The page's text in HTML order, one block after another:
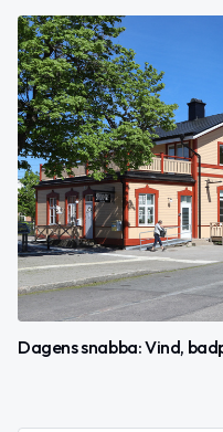
Dagens snabba: Vind,